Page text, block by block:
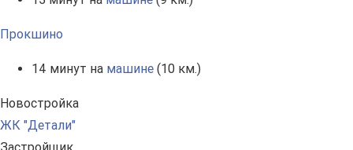
Прокшино
14 минут на машине (10 км.)
Новостройка
ЖК "Детали"